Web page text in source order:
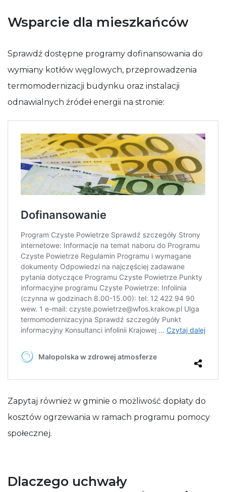
Wsparcie dla mieszkańców
Sprawdź dostępne programy dofinansowania do
wymiany kotłów węglowych, przeprowadzenia
termomodernizacji budynku oraz instalacji
odnawialnych źródeł energii na stronie:
Zapytaj również w gminie o możliwość dopłaty do
kosztów ogrzewania w ramach programu pomocy
społecznej.
Dlaczego uchwały